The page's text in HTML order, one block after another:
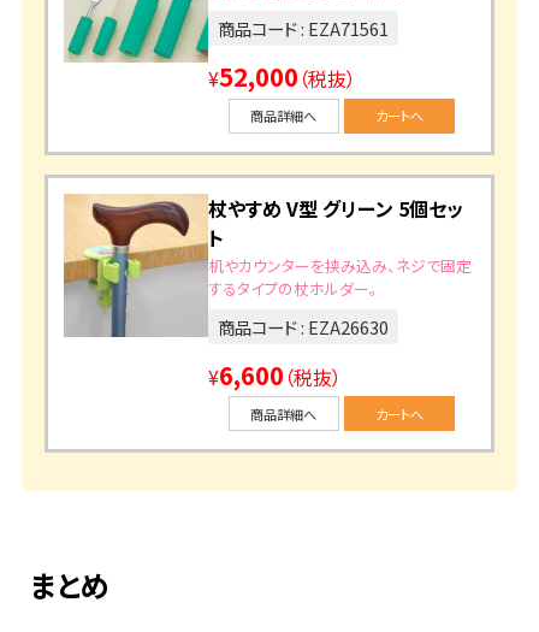
商品コード : EZA71561
¥52,000 （税抜）
商品詳細へ カートへ
杖やすめ V型 グリーン 5個セッ
ト
机やカウンターを挟み込み、ネジで固定
するタイプの杖ホルダー。
商品コード : EZA26630
¥6,600 （税抜）
商品詳細へ カートへ
まとめ